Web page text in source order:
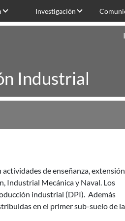
Investigación
Industrial
de enseñanza,
Industrial Mecánica y Naval. Los
industrial (DPI). Además
en el primer sub-suelo de